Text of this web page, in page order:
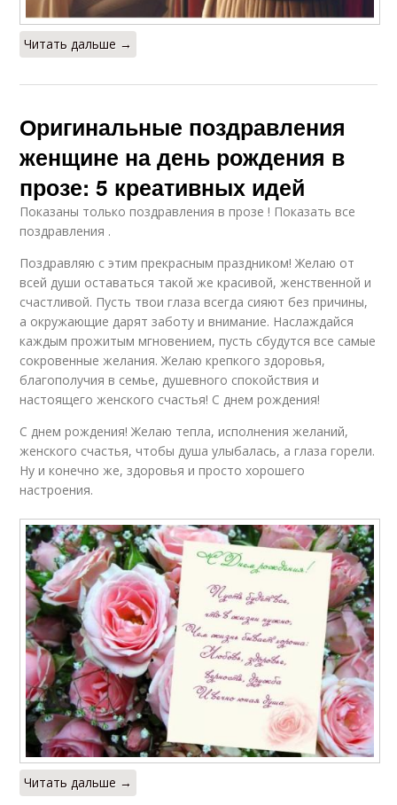
Читать дальше →
Оригинальные поздравления
женщине на день рождения в
прозе: 5 креативных идей
Показаны только поздравления в прозе ! Показать все
поздравления .
Поздравляю с этим прекрасным праздником! Желаю от
всей души оставаться такой же красивой, женственной и
счастливой. Пусть твои глаза всегда сияют без причины,
а окружающие дарят заботу и внимание. Наслаждайся
каждым прожитым мгновением, пусть сбудутся все самые
сокровенные желания. Желаю крепкого здоровья,
благополучия в семье, душевного спокойствия и
настоящего женского счастья! С днем рождения!
С днем рождения! Желаю тепла, исполнения желаний,
женского счастья, чтобы душа улыбалась, а глаза горели.
Ну и конечно же, здоровья и просто хорошего
настроения.
Читать дальше →